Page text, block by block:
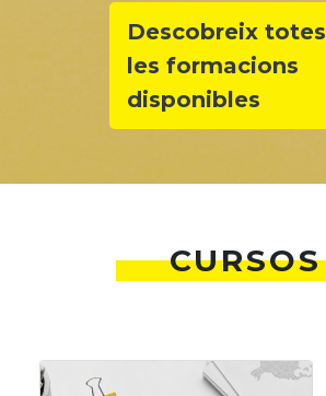
Descobreix totes
les formacions
disponibles
CURSOS